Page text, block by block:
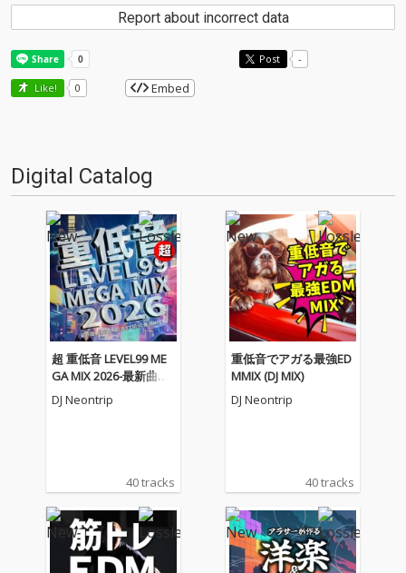
Report about incorrect data
Post -
Like! 0 Embed
Digital Catalog
超 重低音 LEVEL99 ME
GA MIX 2026-最新曲か
ら定番人気曲まで揃っ
た最強MIX- (DJ MIX)
DJ Neontrip
40 tracks
重低音でアガる最強ED
MMIX (DJ MIX)
DJ Neontrip
40 tracks